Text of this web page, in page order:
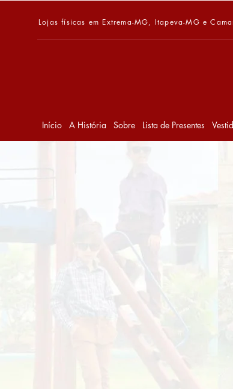
Lojas físicas em Extrema-MG, Itapeva-MG e
Início A História Sobre Lista de Presentes